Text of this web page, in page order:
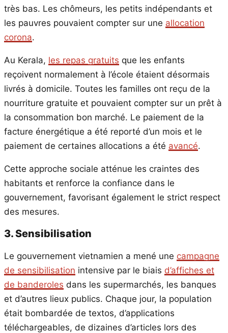
très bas. Les chômeurs, les petits indépendants et
les pauvres pouvaient compter sur une allocation
corona.
Au Kerala, les repas gratuits que les enfants
reçoivent normalement à l’école étaient désormais
livrés à domicile. Toutes les familles ont reçu de la
nourriture gratuite et pouvaient compter sur un prêt à
la consommation bon marché. Le paiement de la
facture énergétique a été reporté d’un mois et le
paiement de certaines allocations a été avancé.
Cette approche sociale atténue les craintes des
habitants et renforce la confiance dans le
gouvernement, favorisant également le strict respect
des mesures.
3. Sensibilisation
Le gouvernement vietnamien a mené une campagne
de sensibilisation intensive par le biais d’affiches et
de banderoles dans les supermarchés, les banques
et d’autres lieux publics. Chaque jour, la population
était bombardée de textos, d’applications
téléchargeables, de dizaines d’articles lors des